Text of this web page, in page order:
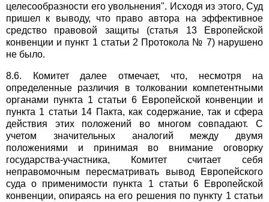
целесообразности его увольнения". Исходя из этого, Суд
пришел к выводу, что право автора на эффективное
средство правовой защиты (статья 13 Европейской
конвенции и пункт 1 статьи 2 Протокола № 7) нарушено
не было.
8.6. Комитет далее отмечает, что, несмотря на
определенные различия в толковании компетентными
органами пункта 1 статьи 6 Европейской конвенции и
пункта 1 статьи 14 Пакта, как содержание, так и сфера
действия этих положений во многом совпадают. С
учетом значительных аналогий между двумя
положениями и принимая во внимание оговорку
государства-участника, Комитет считает себя
неправомочным пересматривать вывод Европейского
суда о применимости пункта 1 статьи 6 Европейской
конвенции, опираясь на его решения по пункту 1 статьи